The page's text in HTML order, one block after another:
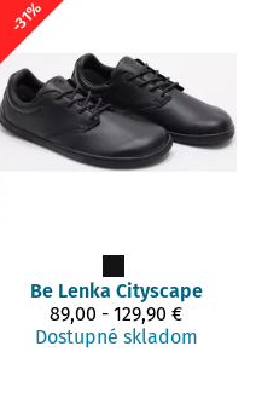
-31%
Be Lenka Cityscape
89,00 - 129,90 €
Dostupné skladom